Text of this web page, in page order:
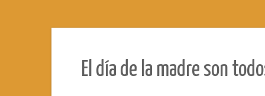
El día de la madre son